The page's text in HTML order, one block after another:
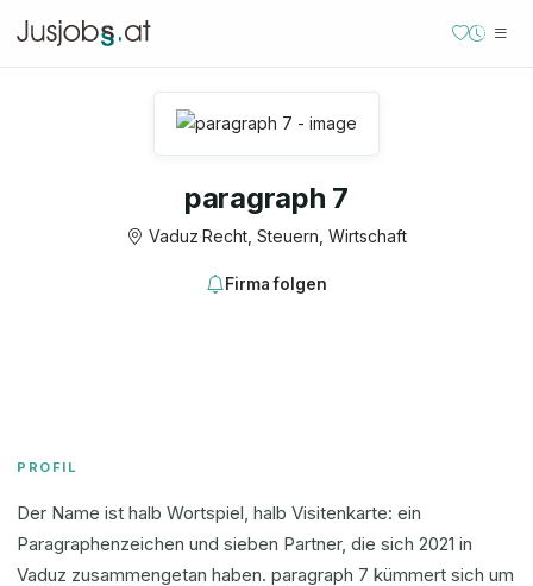
paragraph 7
Vaduz·Recht, Steuern, Wirtschaft
Firma folgen
PROFIL
Der Name ist halb Wortspiel, halb Visitenkarte: ein
Paragraphenzeichen und sieben Partner, die sich 2021 in
Vaduz zusammengetan haben. paragraph 7 kümmert sich um